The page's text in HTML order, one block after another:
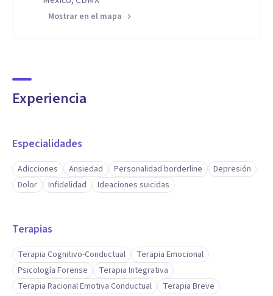
Mostrar en el mapa
Experiencia
Especialidades
Adicciones Ansiedad Personalidad borderline
Depresión
Dolor
Infidelidad Ideaciones suicidas
Terapias
Terapia Cognitivo-Conductual
Terapia Emocional
Psicología Forense
Terapia Integrativa
Terapia Racional Emotiva Conductual
Terapia Breve